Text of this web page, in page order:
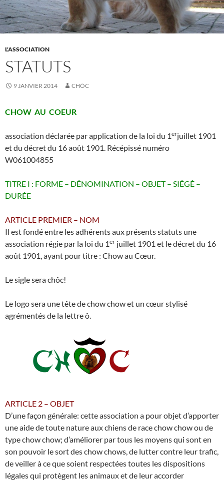
L'ASSOCIATION
STATUTS
9 JANVIER 2014 CHÔC
CHOW AU COEUR
association déclarée par application de la loi du 1erjuillet 1901
et du décret du 16 août 1901. Récépissé numéro
W061004855
TITRE I : FORME – DÉNOMINATION – OBJET – SIÉGÈ –
DURÉE
ARTICLE PREMIER – NOM
Il est fondé entre les adhérents aux présents statuts une
association régie par la loi du 1er juillet 1901 et le décret du 16
août 1901, ayant pour titre : Chow au Cœur.
Le sigle sera chôc!
Le logo sera une tête de chow chow et un cœur stylisé
agrémentés de la lettre ô.
ARTICLE 2 – OBJET
D’une façon générale: cette association a pour objet d’apporter
une aide de toute nature aux chiens de race chow chow ou de
type chow chow; d’améliorer par tous les moyens qui sont en
son pouvoir le sort des chow chows, de lutter contre leur trafic,
de veiller à ce que soient respectées toutes les dispositions
légales qui protègent les animaux et de leur accorder